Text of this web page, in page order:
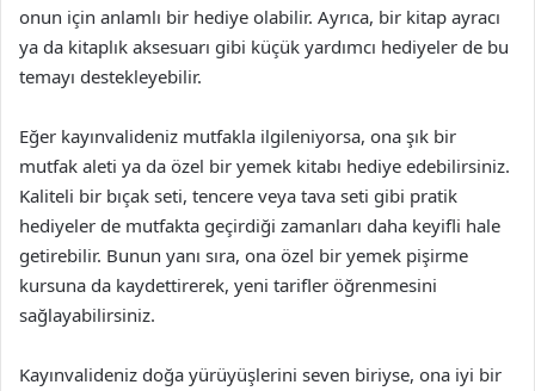
onun için anlamlı bir hediye olabilir. Ayrıca, bir kitap ayracı
ya da kitaplık aksesuarı gibi küçük yardımcı hediyeler de bu
temayı destekleyebilir.
Eğer kayınvalideniz mutfakla ilgileniyorsa, ona şık bir
mutfak aleti ya da özel bir yemek kitabı hediye edebilirsiniz.
Kaliteli bir bıçak seti, tencere veya tava seti gibi pratik
hediyeler de mutfakta geçirdiği zamanları daha keyifli hale
getirebilir. Bunun yanı sıra, ona özel bir yemek pişirme
kursuna da kaydettirerek, yeni tarifler öğrenmesini
sağlayabilirsiniz.
Kayınvalideniz doğa yürüyüşlerini seven biriyse, ona iyi bir